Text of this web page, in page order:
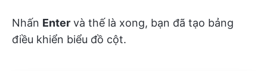
Nhấn Enter và thế là xong, bạn đã tạo bảng
điều khiển biểu đồ cột.